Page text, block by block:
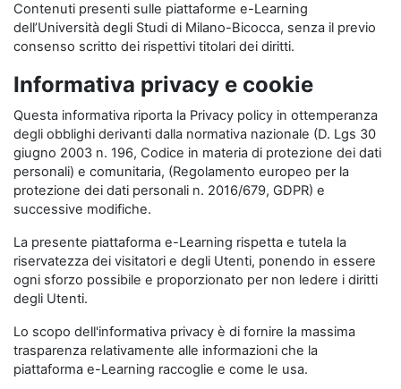
Contenuti presenti sulle piattaforme e-Learning
dell’Università degli Studi di Milano-Bicocca, senza il previo
consenso scritto dei rispettivi titolari dei diritti.
Informativa privacy e cookie
Questa informativa riporta la Privacy policy in ottemperanza
degli obblighi derivanti dalla normativa nazionale (D. Lgs 30
giugno 2003 n. 196, Codice in materia di protezione dei dati
personali) e comunitaria, (Regolamento europeo per la
protezione dei dati personali n. 2016/679, GDPR) e
successive modifiche.
La presente piattaforma e-Learning rispetta e tutela la
riservatezza dei visitatori e degli Utenti, ponendo in essere
ogni sforzo possibile e proporzionato per non ledere i diritti
degli Utenti.
Lo scopo dell'informativa privacy è di fornire la massima
trasparenza relativamente alle informazioni che la
piattaforma e-Learning raccoglie e come le usa.